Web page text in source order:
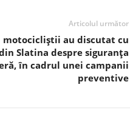
Articolul următor
motocicliștii au discutat cu
Slatina despre siguranța
în cadrul unei campanii
preventive